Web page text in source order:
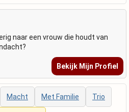
naar een vrouw die houdt van
Bekijk Mijn Profiel
Macht Met Familie Trio